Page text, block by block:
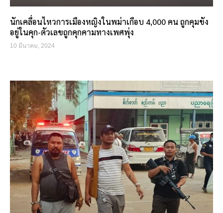
นักเคลื่อนไหวการเมืองหญิงในพม่าเกือบ 4,000 คน ถูกคุมขัง
อยู่ในคุก-ตัวเลขถูกคุกคามทางเพศพุ่ง
10 มีนาคม, 2024